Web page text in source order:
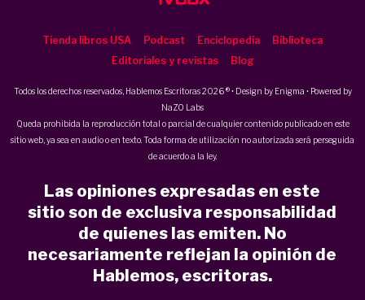
Tienda libros USA Podcast Enciclopedia
Biblioteca
Editoriales y revistas
Blog
Todos los derechos reservados, Hablemos Escritoras 2026 ® • Design by Enigma • Powered by
NaZO Labs
Queda prohibida la reproducción total o parcial de cualquier contenido publicado en este
sitio web, ya sea en audio o en texto. Toda forma de utilización no autorizada será perseguida
de acuerdo a la ley.
Las opiniones expresadas en este
sitio son de exclusiva responsabilidad
de quienes las emiten. No
necesariamente reflejan la opinión de
Hablemos, escritoras.